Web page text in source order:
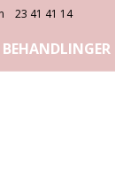
23 41 41 14
BEHANDLINGER